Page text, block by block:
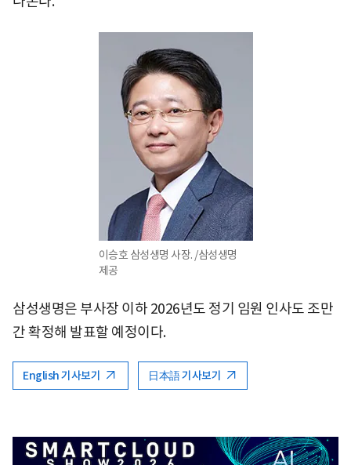
이승호 삼성생명 사장. /삼성생명
제공
삼성생명은 부사장 이하 2026년도 정기 임원 인사도 조만
간 확정해 발표할 예정이다.
English 기사보기 日本語 기사보기